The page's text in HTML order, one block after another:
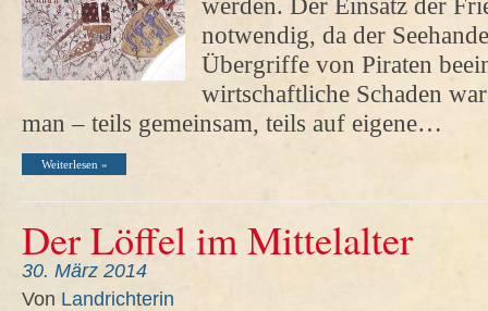
werden. Der Einsatz der
notwendig, da der
Übergriffe von Piraten
wirtschaftliche Schaden
man – teils gemeinsam, teils auf eigene…
Weiterlesen »
Der Löffel im Mittelalter
30. März 2014
Von Landrichterin